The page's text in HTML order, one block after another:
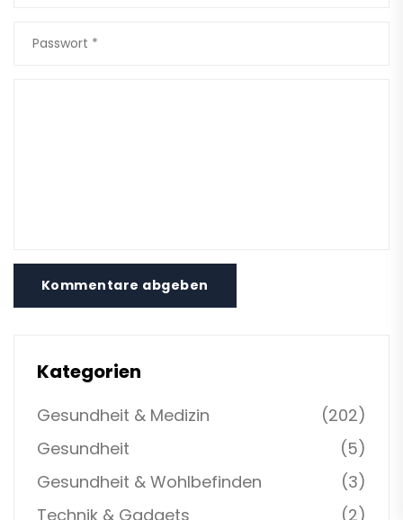
Kommentare abgeben
Kategorien
Gesundheit & Medizin
(202)
Gesundheit
(5)
Gesundheit & Wohlbefinden
(3)
Technik & Gadgets
(2)